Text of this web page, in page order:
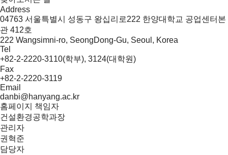
Address
04763 서울특별시 성동구 왕십리로222 한양대학교 공업센터본
관 412호
222 Wangsimni-ro, SeongDong-Gu, Seoul, Korea
Tel
+82-2-2220-3110(학부), 3124(대학원)
Fax
+82-2-2220-3119
Email
danbi@hanyang.ac.kr
홈페이지 책임자
건설환경공학과장
관리자
권혁준
담당자